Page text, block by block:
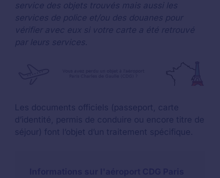
service des objets trouvés mais aussi les
services de police et/ou des douanes pour
vérifier avec eux si votre carte a été retrouvé
par leurs services.
Les documents officiels (passeport, carte
d’identité, permis de conduire ou encore titre de
séjour) font l’objet d’un traitement spécifique.